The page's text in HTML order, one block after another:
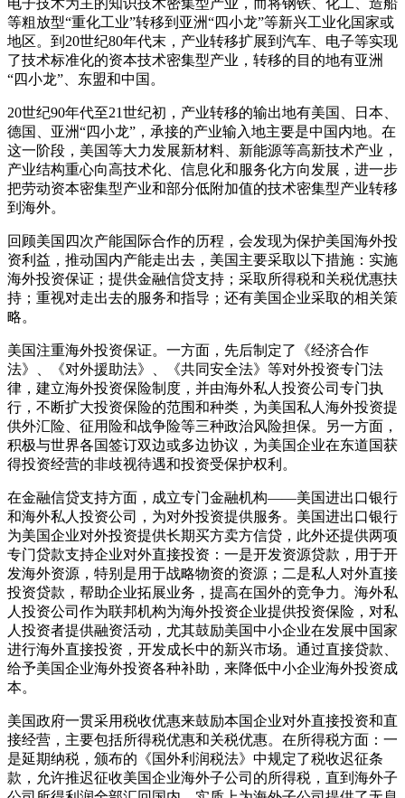
等粗放型“重化工业”转移到亚洲“四小龙”等新兴工业化国家或
地区。到20世纪80年代末，产业转移扩展到汽车、电子等实现
了技术标准化的资本技术密集型产业，转移的目的地有亚洲
“四小龙”、东盟和中国。
20世纪90年代至21世纪初，产业转移的输出地有美国、日本、
德国、亚洲“四小龙”，承接的产业输入地主要是中国内地。在
这一阶段，美国等大力发展新材料、新能源等高新技术产业，
产业结构重心向高技术化、信息化和服务化方向发展，进一步
把劳动资本密集型产业和部分低附加值的技术密集型产业转移
到海外。
回顾美国四次产能国际合作的历程，会发现为保护美国海外投
资利益，推动国内产能走出去，美国主要采取以下措施：实施
海外投资保证；提供金融信贷支持；采取所得税和关税优惠扶
持；重视对走出去的服务和指导；还有美国企业采取的相关策
略。
美国注重海外投资保证。一方面，先后制定了《经济合作
法》、《对外援助法》、《共同安全法》等对外投资专门法
律，建立海外投资保险制度，并由海外私人投资公司专门执
行，不断扩大投资保险的范围和种类，为美国私人海外投资提
供外汇险、征用险和战争险等三种政治风险担保。另一方面，
积极与世界各国签订双边或多边协议，为美国企业在东道国获
得投资经营的非歧视待遇和投资受保护权利。
在金融信贷支持方面，成立专门金融机构——美国进出口银行
和海外私人投资公司，为对外投资提供服务。美国进出口银行
为美国企业对外投资提供长期买方卖方信贷，此外还提供两项
专门贷款支持企业对外直接投资：一是开发资源贷款，用于开
发海外资源，特别是用于战略物资的资源；二是私人对外直接
投资贷款，帮助企业拓展业务，提高在国外的竞争力。海外私
人投资公司作为联邦机构为海外投资企业提供投资保险，对私
人投资者提供融资活动，尤其鼓励美国中小企业在发展中国家
进行海外直接投资，开发成长中的新兴市场。通过直接贷款、
给予美国企业海外投资各种补助，来降低中小企业海外投资成
本。
美国政府一贯采用税收优惠来鼓励本国企业对外直接投资和直
接经营，主要包括所得税优惠和关税优惠。在所得税方面：一
是延期纳税，颁布的《国外利润税法》中规定了税收迟征条
款，允许推迟征收美国企业海外子公司的所得税，直到海外子